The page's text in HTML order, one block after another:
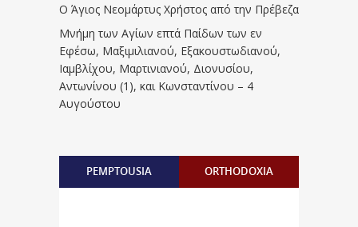
Ο Άγιος Νεομάρτυς Χρήστος από την Πρέβεζα
Μνήμη των Aγίων επτά Παίδων των εν
Eφέσω, Mαξιμιλιανού, Eξακουστωδιανού,
Iαμβλίχου, Mαρτινιανού, Διονυσίου,
Aντωνίνου (1), και Kωνσταντίνου – 4
Αυγούστου
PEMPTOUSIA ORTHODOXIA